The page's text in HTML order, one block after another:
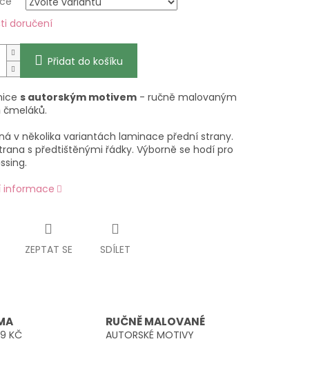
doručení
Přidat do košíku
s autorským motivem- ručně malovaným
v několika variantách laminace přední strany.
s předtištěnými řádky. Výborně se hodí pro
informace
ZEPTAT SE SDÍLET
KČ
RUČNĚ MALOVANÉ
AUTORSKÉ MOTIVY